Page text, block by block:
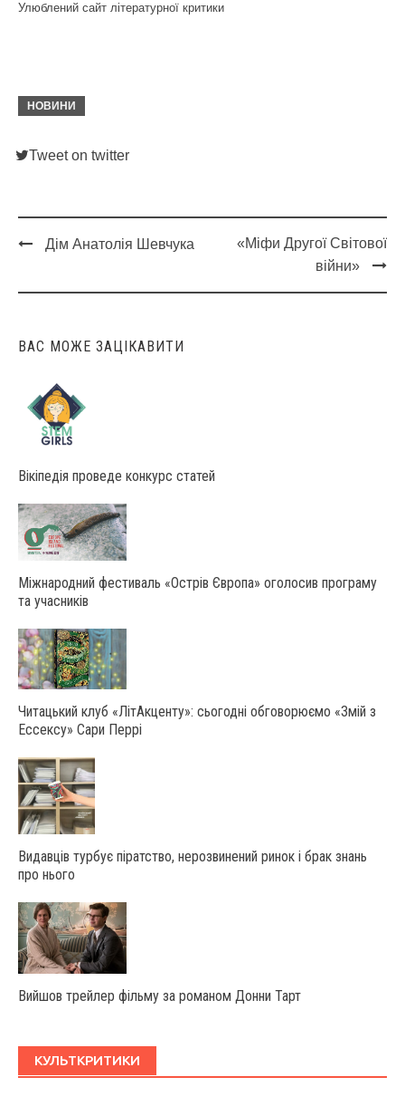
Улюблений сайт літературної критики
НОВИНИ
Tweet on twitter
navigation
Дім Анатолія Шевчука
«Міфи Другої Світової
війни»
ВАС МОЖЕ ЗАЦІКАВИТИ
Вікіпедія проведе конкурс статей
Міжнародний фестиваль «Острів Європа» оголосив програму
та учасників
Читацький клуб «ЛітАкценту»: сьогодні обговорюємо «Змій з
Ессексу» Сари Перрі
Видавців турбує піратство, нерозвинений ринок і брак знань
про нього
Вийшов трейлер фільму за романом Донни Тарт
КУЛЬТКРИТИКИ